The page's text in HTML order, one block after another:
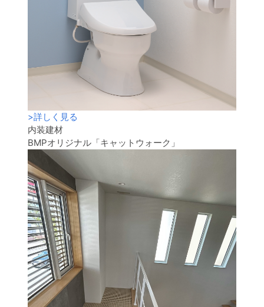
>詳しく見る
内装建材
BMPオリジナル「キャットウォーク」